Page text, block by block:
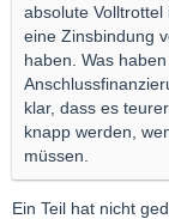
absolute
eine Zinsbindung
haben. Was
klar, dass es
knapp werden,
müssen.
Ein Teil hat nicht